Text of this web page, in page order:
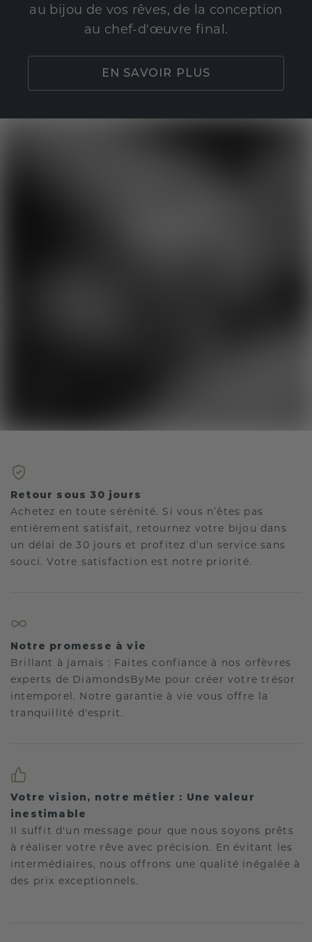
au bijou de vos rêves, de la conception
au chef-d'œuvre final.
EN SAVOIR PLUS
Retour sous 30 jours
Achetez en toute sérénité. Si vous n’êtes pas
entièrement satisfait, retournez votre bijou dans
un délai de 30 jours et profitez d’un service sans
souci. Votre satisfaction est notre priorité.
Notre promesse à vie
Brillant à jamais : Faites confiance à nos orfèvres
experts de DiamondsByMe pour créer votre trésor
intemporel. Notre garantie à vie vous offre la
tranquillité d'esprit.
Votre vision, notre métier : Une valeur
inestimable
Il suffit d'un message pour que nous soyons prêts
à réaliser votre rêve avec précision. En évitant les
intermédiaires, nous offrons une qualité inégalée à
des prix exceptionnels.